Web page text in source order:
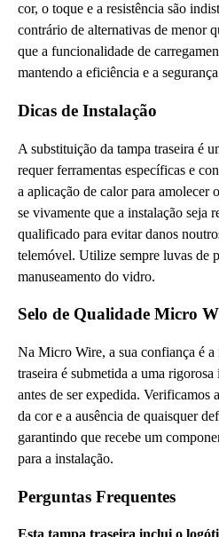
cor, o toque e a resistência são
contrário de alternativas de menor
que a funcionalidade de
mantendo a eficiência e a
Dicas de Instalação
A substituição da tampa traseira é
requer ferramentas específicas e
a aplicação de calor para amolecer
se vivamente que a instalação seja
qualificado para evitar danos
telemóvel. Utilize sempre luvas de
manuseamento do vidro.
Selo de Qualidade Micro
Na Micro Wire, a sua confiança é a
traseira é submetida a uma
antes de ser expedida. Verificamos
da cor e a ausência de quaisquer
garantindo que recebe um
para a instalação.
Perguntas Frequentes